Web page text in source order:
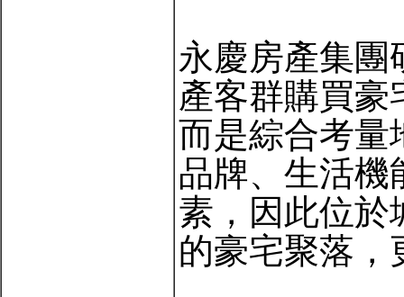
永慶房產集團
產客群購買豪
而是綜合考量
品牌、生活機
素，因此位於
的豪宅聚落，